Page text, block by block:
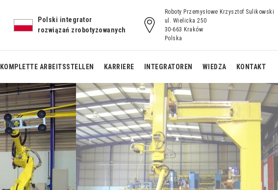
Polski integrator
rozwiązań zrobotyzowanych
Roboty Przemysłowe Krzysztof Sulikowski
ul. Wielicka 250
30-663 Kraków
Polska
KOMPLETTE ARBEITSSTELLEN
Fertiggestellte
robotisierte
Schweißarbeitsstation
mit H-Rotator
Fertiggestellte
robotisierte
Schweißarbeitsstation
mit L-Rotator
Fertiggestellte
automatisierte
Arbeitsstation für
Fertiggestellte
automatisierte
Arbeitsstation für
Automatisierte
Arbeitsstation für
Schweißen NORIA
KARRIERE INTEGRATOREN WIEDZA KONTAKT